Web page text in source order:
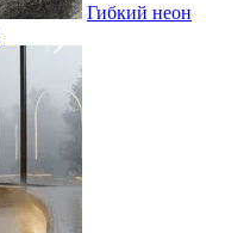
Гибкий неон